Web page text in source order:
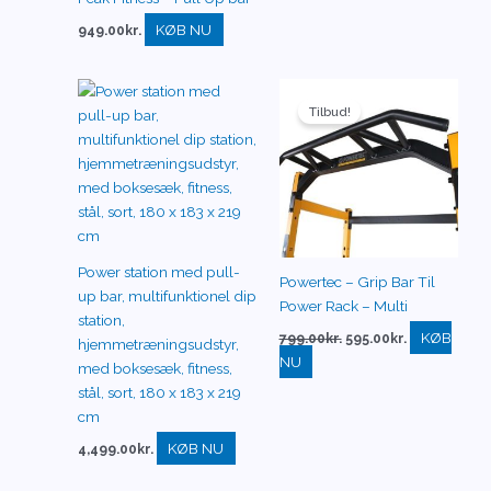
949.00 kr. KØB NU
Power station med pull-
up bar, multifunktionel dip
station,
hjemmetræningsudstyr,
med boksesæk, fitness,
stål, sort, 180 x 183 x 219
cm
4,499.00 kr. KØB NU
Tilbud!
Powertec – Grip Bar Til
Power Rack – Multi
799.00kr.
oprindelige
pris
var:
799.00kr..
595.00 kr.
pris
er:
595.00kr..
KØB
NU